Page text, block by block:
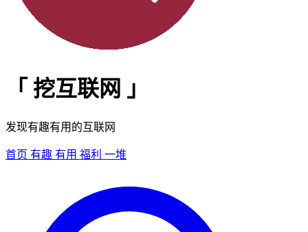
「 挖互联网 」
发现有趣有用的互联网
首页 有趣 有用 福利 一堆